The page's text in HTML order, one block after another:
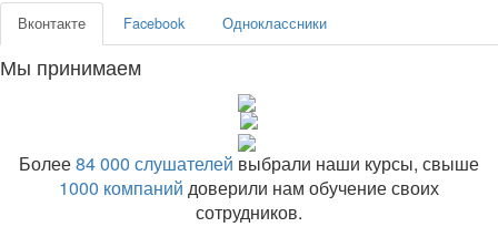
Вконтакте Facebook Одноклассники
Мы принимаем
Более84 000 слушателей выбрали наши курсы, свыше
1000 компаний доверили нам обучение своих
сотрудников.